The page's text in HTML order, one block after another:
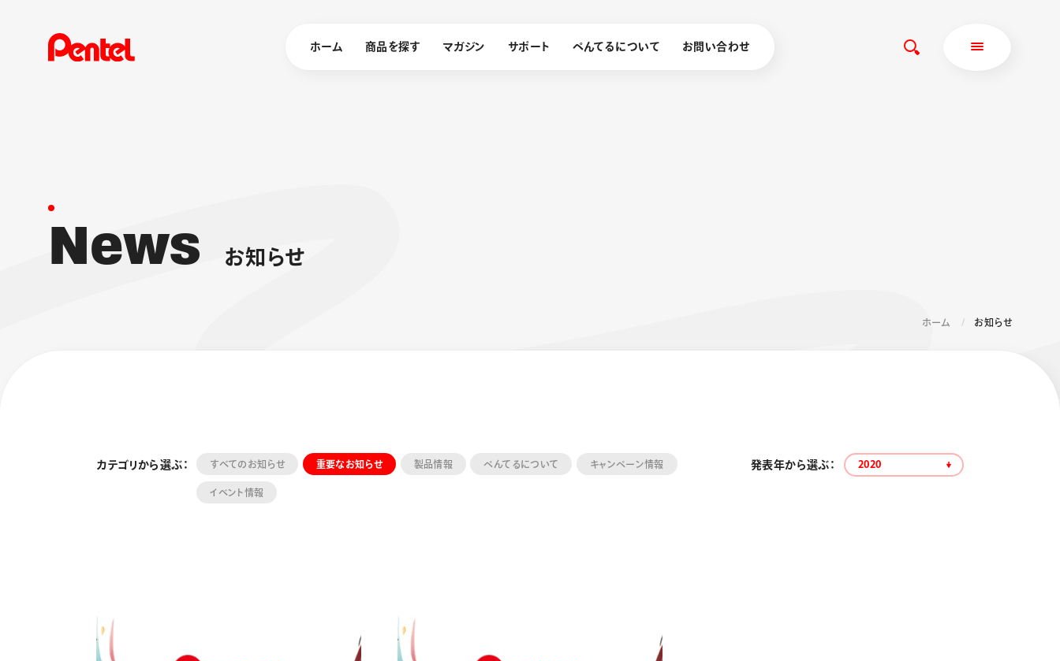
ホーム 商品を探す マガジン サポート ぺんてるについて お問い合わせ
エナージェル
シャープペン
消し具
News お知 らせ
ホーム お知らせ
カテゴリから選ぶ： すべてのお知らせ 重要なお知らせ 製品情報 ぺんてるについて キャンペーン情報
イベント情報
発表年から選ぶ： 2020